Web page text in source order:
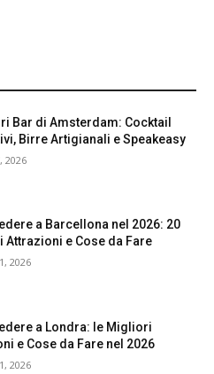
Bar di Amsterdam: Cocktail
Birre Artigianali e Speakeasy
2026
a Barcellona nel 2026: 20
Attrazioni e Cose da Fare
2026
a Londra: le Migliori
e Cose da Fare nel 2026
2026